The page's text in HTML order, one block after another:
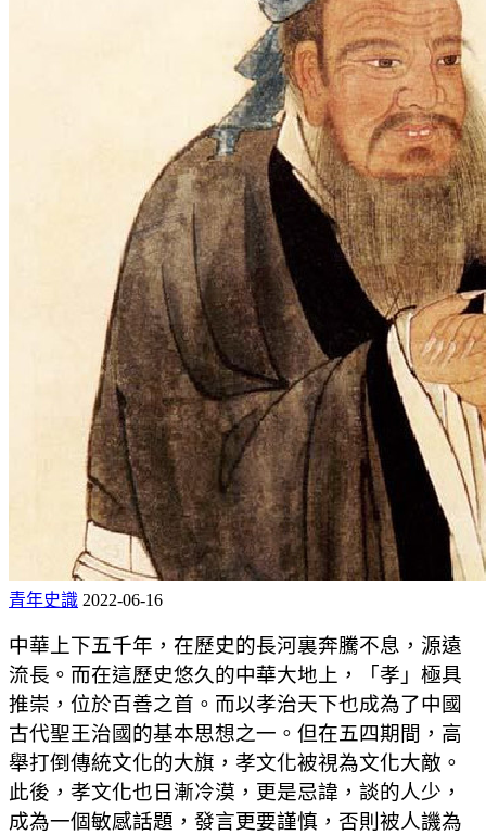
青年史識 2022-06-16
中華上下五千年，在歷史的長河裏奔騰不息，源遠
流長。而在這歷史悠久的中華大地上，「孝」極具
推崇，位於百善之首。而以孝治天下也成為了中國
古代聖王治國的基本思想之一。但在五四期間，高
舉打倒傳統文化的大旗，孝文化被視為文化大敵。
此後，孝文化也日漸冷漠，更是忌諱，談的人少，
成為一個敏感話題，發言更要謹慎，否則被人譏為